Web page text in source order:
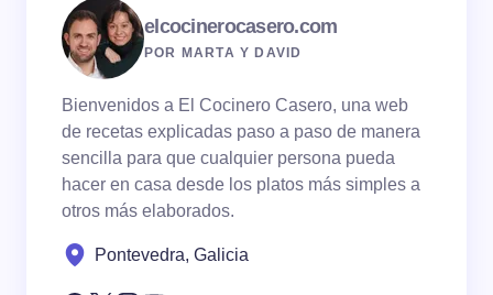
elcocinerocasero.com
POR MARTA Y DAVID
Bienvenidos a El Cocinero Casero, una web
de recetas explicadas paso a paso de manera
sencilla para que cualquier persona pueda
hacer en casa desde los platos más simples a
otros más elaborados.
Pontevedra, Galicia